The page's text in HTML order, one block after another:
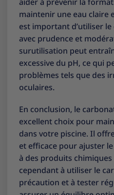
maintenir une eau claire
est important d’utiliser
avec prudence et
surutilisation peut
excessive du pH, ce qui
problèmes tels que des
oculaires.
En conclusion, le
excellent choix pour
dans votre piscine. Il
et efficace pour ajuster
à des produits chimiques
cependant à utiliser le
précaution et à tester